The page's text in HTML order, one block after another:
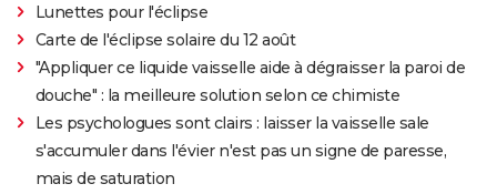
Lunettes pour l'éclipse
Carte de l'éclipse solaire du 12 août
"Appliquer ce liquide vaisselle aide à dégraisser la paroi de
douche" : la meilleure solution selon ce chimiste
Les psychologues sont clairs : laisser la vaisselle sale
s'accumuler dans l'évier n'est pas un signe de paresse,
mais de saturation